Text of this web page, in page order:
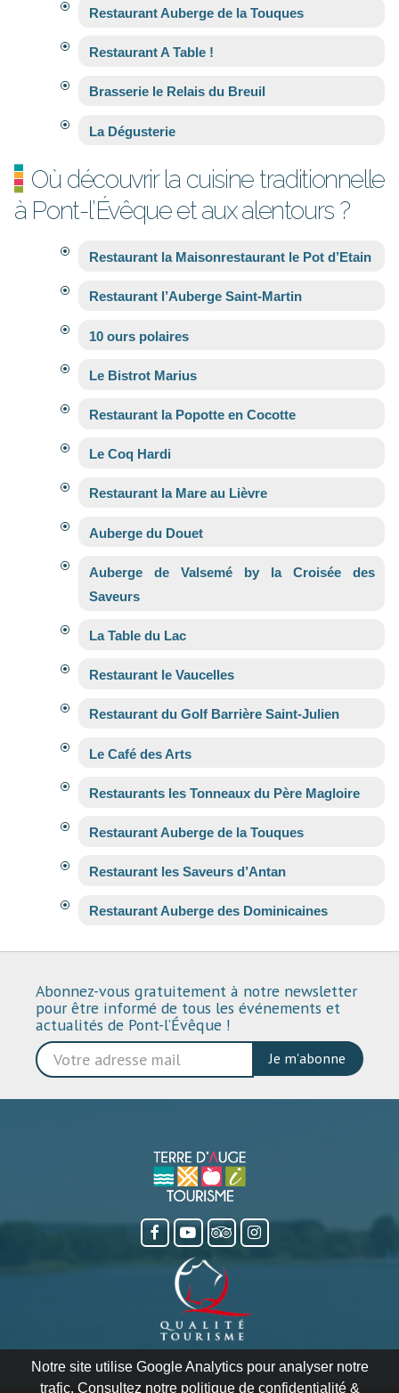
Notre site utilise Google Analytics pour analyser notre
trafic. Consultez notre politique de confidentialité &
Restaurant Auberge de la Touques
Restaurant A Table !
Brasserie le Relais du Breuil
La Dégusterie
Où découvrir la cuisine traditionnelle
à Pont-l’Évêque et aux alentours ?
Restaurant la Maisonrestaurant le Pot d’Etain
Restaurant l’Auberge Saint-Martin
10 ours polaires
Le Bistrot Marius
Restaurant la Popotte en Cocotte
Le Coq Hardi
Restaurant la Mare au Lièvre
Auberge du Douet
Auberge de Valsemé by la Croisée des
Saveurs
La Table du Lac
Restaurant le Vaucelles
Restaurant du Golf Barrière Saint-Julien
Le Café des Arts
Restaurants les Tonneaux du Père Magloire
Restaurant Auberge de la Touques
Restaurant les Saveurs d’Antan
Restaurant Auberge des Dominicaines
Abonnez-vous gratuitement à notre newsletter
pour être informé de tous les événements et
actualités de Pont-l’Évêque !
Je m'abonne